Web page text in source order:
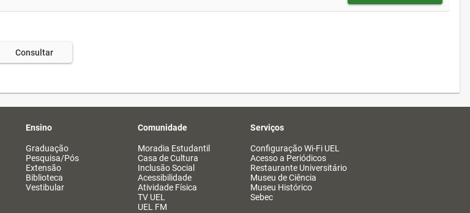
Consultar
Ensino
Graduação
Pesquisa/Pós
Extensão
Biblioteca
Vestibular
Comunidade
Moradia Estudantil
Casa de Cultura
Inclusão Social
Acessibilidade
Atividade Física
TV UEL
UEL FM
Serviços
Configuração Wi-Fi UEL
Acesso a Periódicos
Restaurante Universitário
Museu de Ciência
Museu Histórico
Sebec